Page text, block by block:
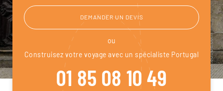
DEMANDER UN DEVIS
ou
Construisez votre voyage avec un spécialiste Portugal
01 85 08 10 49